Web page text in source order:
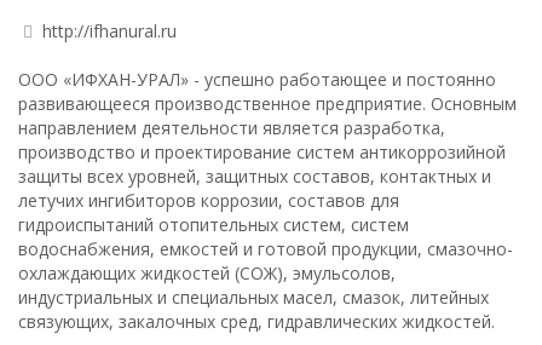
http://ifhanural.ru
OOО «ИФХАН-УРАЛ» - успешно работающее и постоянно
развивающееся производственное предприятие. Основным
направлением деятельности является разработка,
производство и проектирование систем антикоррозийной
защиты всех уровней, защитных составов, контактных и
летучих ингибиторов коррозии, составов для
гидроиспытаний отопительных систем, систем
водоснабжения, емкостей и готовой продукции, смазочно-
охлаждающих жидкостей (СОЖ), эмульсолов,
индустриальных и специальных масел, смазок, литейных
связующих, закалочных сред, гидравлических жидкостей.